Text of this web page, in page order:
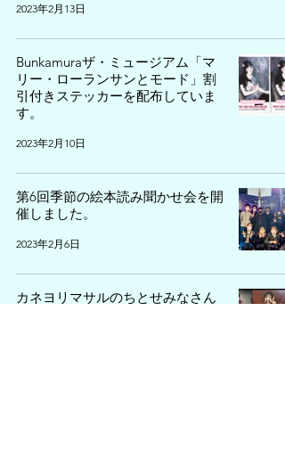
2023年2月13日
Bunkamuraザ・ミュージアム「マ
リー・ローランサンとモード」割
引付きステッカーを配布していま
す。
2023年2月10日
第6回季節の絵本読み聞かせ会を開
催しました。
2023年2月6日
カネヨリマサルのちとせみなさん